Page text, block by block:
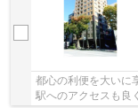
都心の利便を大いに
駅へのアクセスも良